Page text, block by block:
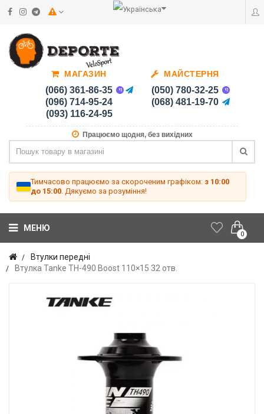
МАГАЗИН
(066) 361-86-35
(096) 714-95-24
(093) 116-24-95
МАЙСТЕРНЯ
(050) 780-32-25
(068) 481-19-70
Працюємо щодня, без вихідних
Тимчасово працюємо за скороченим графіком: з 10:00
до 15:00 . Дякуємо за розуміння!
0
МЕНЮ
Втулки передні
Втулка Tanke TH-490 Boost 110×15 32 отв.